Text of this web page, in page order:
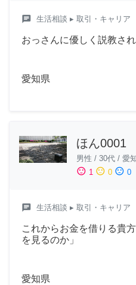
chat 生活相談 ▸ 取引・キャリア
おっさんに優しく説教さ
愛知県
ほん0001
男性 / 30代 / 愛
sentiment_satisfied 1 sentiment_neutral 0 sentiment_dissatisfied 0
chat 生活相談 ▸ 取引・キャリア
これからお金を借りる貴
を見るのか」
愛知県